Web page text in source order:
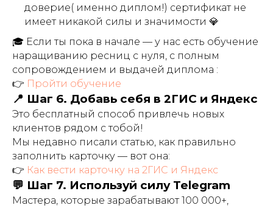
доверие( именно диплом!) сертификат не
имеет никакой силы и значимости 💎
🎓 Если ты пока в начале — у нас есть обучение
наращиванию ресниц с нуля, с полным
сопровождением и выдачей диплома :
👉 Пройти обучение
📍 Шаг 6. Добавь себя в 2ГИС и Яндекс
Это бесплатный способ привлечь новых
клиентов рядом с тобой!
Мы недавно писали статью, как правильно
заполнить карточку — вот она:
👉 Как вести карточку на 2ГИС и Яндекс
💬 Шаг 7. Используй силу Telegram
Мастера, которые зарабатывают 100 000+,